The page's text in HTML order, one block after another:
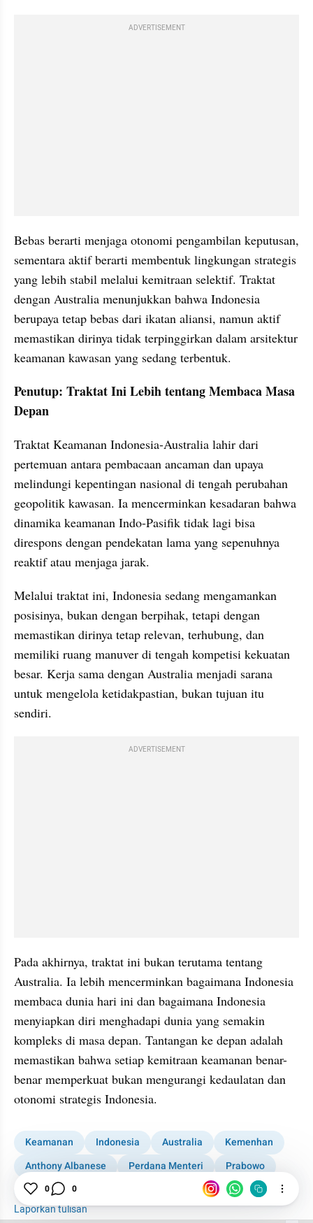
ADVERTISEMENT
Bebas berarti menjaga otonomi pengambilan keputusan,
sementara aktif berarti membentuk lingkungan strategis
yang lebih stabil melalui kemitraan selektif. Traktat
dengan Australia menunjukkan bahwa Indonesia
berupaya tetap bebas dari ikatan aliansi, namun aktif
memastikan dirinya tidak terpinggirkan dalam arsitektur
keamanan kawasan yang sedang terbentuk.
Penutup: Traktat Ini Lebih tentang Membaca Masa
Depan
Traktat Keamanan Indonesia-Australia lahir dari
pertemuan antara pembacaan ancaman dan upaya
melindungi kepentingan nasional di tengah perubahan
geopolitik kawasan. Ia mencerminkan kesadaran bahwa
dinamika keamanan Indo-Pasifik tidak lagi bisa
direspons dengan pendekatan lama yang sepenuhnya
reaktif atau menjaga jarak.
Melalui traktat ini, Indonesia sedang mengamankan
posisinya, bukan dengan berpihak, tetapi dengan
memastikan dirinya tetap relevan, terhubung, dan
memiliki ruang manuver di tengah kompetisi kekuatan
besar. Kerja sama dengan Australia menjadi sarana
untuk mengelola ketidakpastian, bukan tujuan itu
sendiri.
ADVERTISEMENT
Pada akhirnya, traktat ini bukan terutama tentang
Australia. Ia lebih mencerminkan bagaimana Indonesia
membaca dunia hari ini dan bagaimana Indonesia
menyiapkan diri menghadapi dunia yang semakin
kompleks di masa depan. Tantangan ke depan adalah
memastikan bahwa setiap kemitraan keamanan benar-
benar memperkuat bukan mengurangi kedaulatan dan
otonomi strategis Indonesia.
Keamanan Indonesia Australia
Kemenhan
Anthony Albanese
Perdana Menteri
Prabowo
Asia Tenggara
Laporkan tulisan
0 0